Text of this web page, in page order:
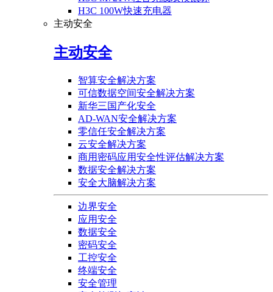
H3C 100W快速充电器
主动安全
主动安全
智算安全解决方案
可信数据空间安全解决方案
新华三国产化安全
AD-WAN安全解决方案
零信任安全解决方案
云安全解决方案
商用密码应用安全性评估解决方案
数据安全解决方案
安全大脑解决方案
边界安全
应用安全
数据安全
密码安全
工控安全
终端安全
安全管理